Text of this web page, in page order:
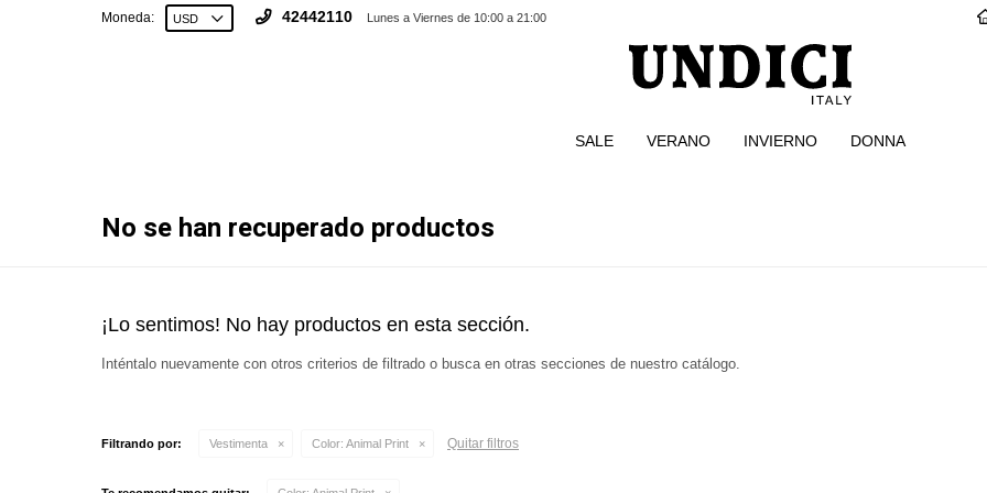
SALE VERANO INVIERNO DONNA
42442110 Lunes a Viernes de 10:00 a 21:00
Moneda:
No se han recuperado productos
¡Lo sentimos! No hay productos en esta sección.
Inténtalo nuevamente con otros criterios de filtrado o busca en otras secciones de nuestro catálogo.
Filtrando por: Vestimenta Color: Animal Print Quitar filtros